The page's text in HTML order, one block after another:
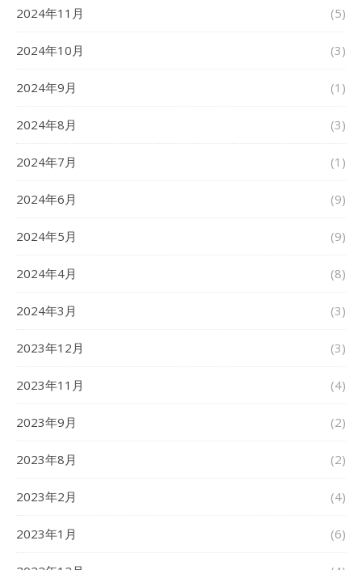
2024年11月 (5)
2024年10月 (3)
2024年9月 (1)
2024年8月 (3)
2024年7月 (1)
2024年6月 (9)
2024年5月 (9)
2024年4月 (8)
2024年3月 (3)
2023年12月 (3)
2023年11月 (4)
2023年9月 (2)
2023年8月 (2)
2023年2月 (4)
2023年1月 (6)